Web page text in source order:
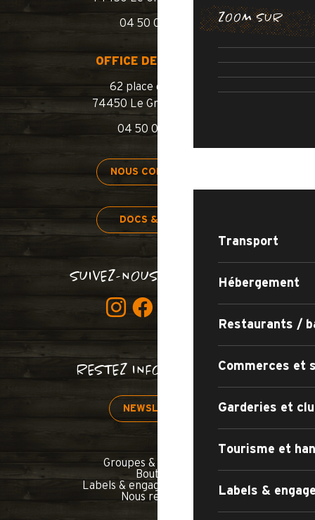
ZOOM SUR
BALADES
OUVERTURE
LES
PISCINE
Transport
Hébergement
Restaurants /
Commerces et
Garderies et
Tourisme et
Labels &
04 50 02 78 10
OFFICE DE TOURISME
62 place de l’église
74450 Le Grand-Bornand
04 50 02 78 00
NOUS CONTACTER
DOCS & PLANS
SUIVEZ-NOUS BON SANG !
RESTEZ INFORMÉS !
NEWSLETTER
Groupes & séminaires
Boutique
Labels & engagements qualité
Nous rejoindre